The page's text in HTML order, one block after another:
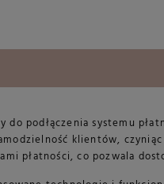
do podłączenia systemu
klientów,
płatności, co pozwala